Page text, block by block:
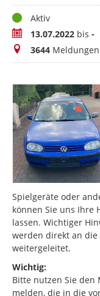
StatusAktiv
Zeitraum13.07.2022 bis -
Meldungen
3644 Meldungen
Spielgeräte oder
können Sie uns Ihre
lassen. Wichtiger
werden direkt an
weitergeleitet.
Wichtig:
Bitte nutzen Sie den
melden, die in die